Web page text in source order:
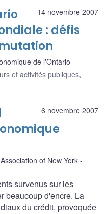
14 novembre 2007
: défis
de l'Ontario
et activités publiques,
6 novembre 2007
of New York
survenus sur les
beaucoup d'encre. La
du crédit, provoquée